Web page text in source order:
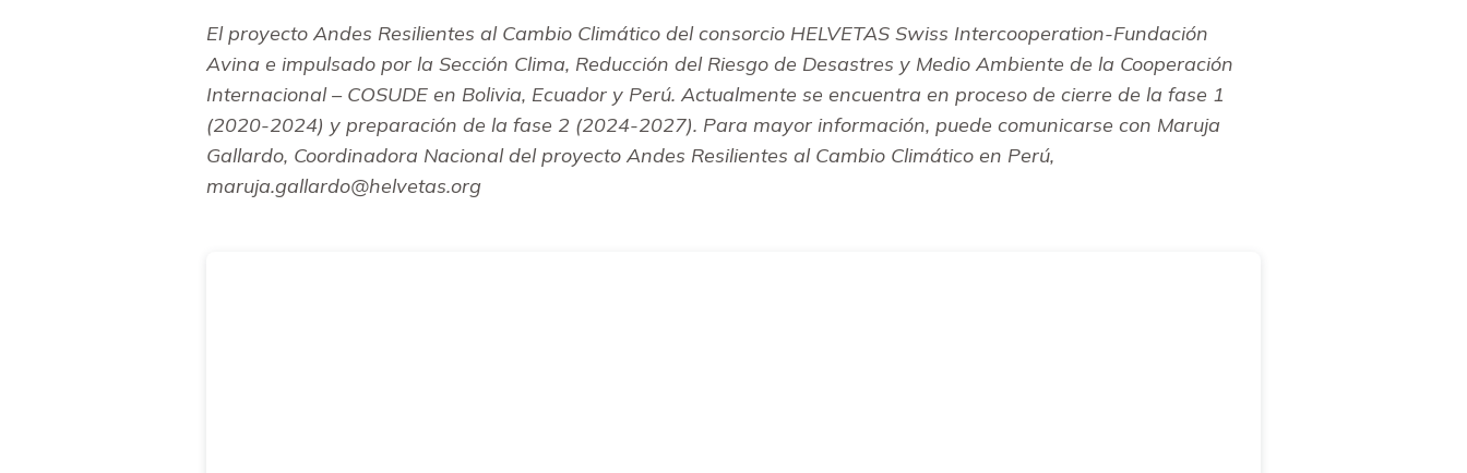
El proyecto Andes Resilientes al Cambio Climático del consorcio HELVETAS Swiss Intercooperation-Fundación
Avina e impulsado por la Sección Clima, Reducción del Riesgo de Desastres y Medio Ambiente de la Cooperación
Internacional – COSUDE en Bolivia, Ecuador y Perú. Actualmente se encuentra en proceso de cierre de la fase 1
(2020-2024) y preparación de la fase 2 (2024-2027). Para mayor información, puede comunicarse con Maruja
Gallardo, Coordinadora Nacional del proyecto Andes Resilientes al Cambio Climático en Perú,
maruja.gallardo@helvetas.org